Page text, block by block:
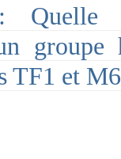
Quelle
groupe
TF1 et